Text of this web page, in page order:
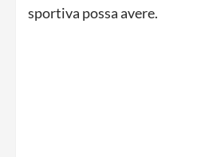
sportiva possa avere.